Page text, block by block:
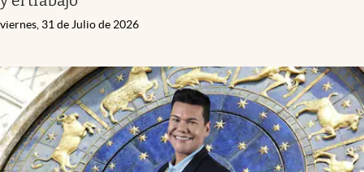
viernes, 31 de Julio de 2026